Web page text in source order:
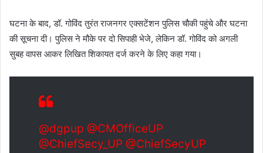
घटना के बाद, डॉ. गोविंद तुरंत राजनगर एक्सटेंशन पुलिस चौकी पहुंचे और घटना
की सूचना दी। पुलिस ने मौके पर दो सिपाही भेजे, लेकिन डॉ. गोविंद को अगली
सुबह वापस आकर लिखित शिकायत दर्ज करने के लिए कहा गया।
@dgpup @CMOfficeUP
@ChiefSecy_UP @ChiefSecyUP